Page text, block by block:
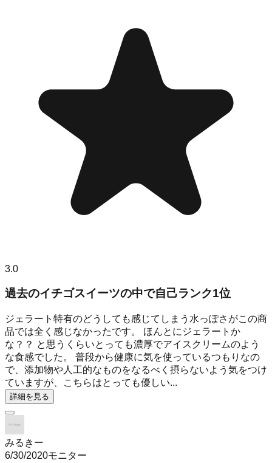
3.0
過去のイチゴスイーツの中で自己ランク1位
ジェラート特有のどうしても感じてしまう水っぽさがこの商
品では全く感じなかったです。 ほんとにジェラートか
な？？ と思うくらいとっても濃厚でアイスクリームのよう
な食感でした。 普段から健康に気を使っているつもりなの
で、添加物や人工的なものをなるべく摂らないよう気をつけ
ていますが、こちらはとっても優しい...
詳細を見る
みるきー
6/30/2020モニター